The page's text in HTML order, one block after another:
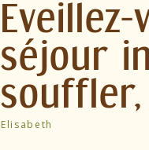
séjour
Elisabeth